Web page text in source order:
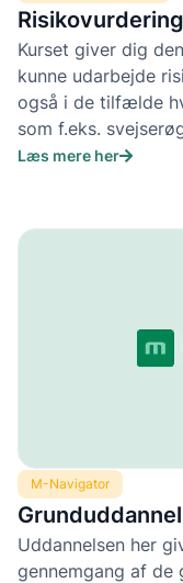
Kurset giver dig
kunne udarbejde
også i de tilfælde
som f.eks.
Læs mere her
M-Navigator
Uddannelsen her
gennemgang af